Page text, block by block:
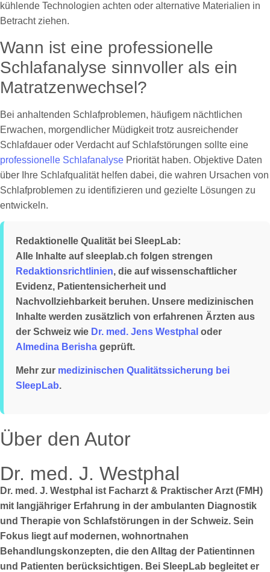
kühlende Technologien achten oder alternative Materialien in
Betracht ziehen.
Wann ist eine professionelle
Schlafanalyse sinnvoller als ein
Matratzenwechsel?
Bei anhaltenden Schlafproblemen, häufigem nächtlichen
Erwachen, morgendlicher Müdigkeit trotz ausreichender
Schlafdauer oder Verdacht auf Schlafstörungen sollte eine
professionelle Schlafanalyse Priorität haben. Objektive Daten
über Ihre Schlafqualität helfen dabei, die wahren Ursachen von
Schlafproblemen zu identifizieren und gezielte Lösungen zu
entwickeln.
Redaktionelle Qualität bei SleepLab:
Alle Inhalte auf sleeplab.ch folgen strengen
Redaktionsrichtlinien, die auf wissenschaftlicher
Evidenz, Patientensicherheit und
Nachvollziehbarkeit beruhen. Unsere medizinischen
Inhalte werden zusätzlich von erfahrenen Ärzten aus
der Schweiz wie Dr. med. Jens Westphal oder
Almedina Berisha geprüft.
Mehr zur medizinischen Qualitätssicherung bei
SleepLab.
Über den Autor
Dr. med. J. Westphal
Dr. med. J. Westphal ist Facharzt & Praktischer Arzt (FMH)
mit langjähriger Erfahrung in der ambulanten Diagnostik
und Therapie von Schlafstörungen in der Schweiz. Sein
Fokus liegt auf modernen, wohnortnahen
Behandlungskonzepten, die den Alltag der Patientinnen
und Patienten berücksichtigen. Bei SleepLab begleitet er